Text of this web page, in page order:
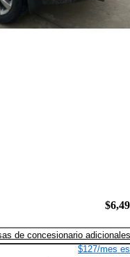
de concesionario adicionales
$127/mes